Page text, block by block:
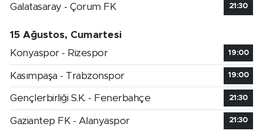
Galatasaray - Çorum FK
21:30
15 Ağustos, Cumartesi
Konyaspor - Rizespor
19:00
Kasımpaşa - Trabzonspor 19:00
Gençlerbirliği S.K. - Fenerbahçe 21:30
Gaziantep FK - Alanyaspor 21:30